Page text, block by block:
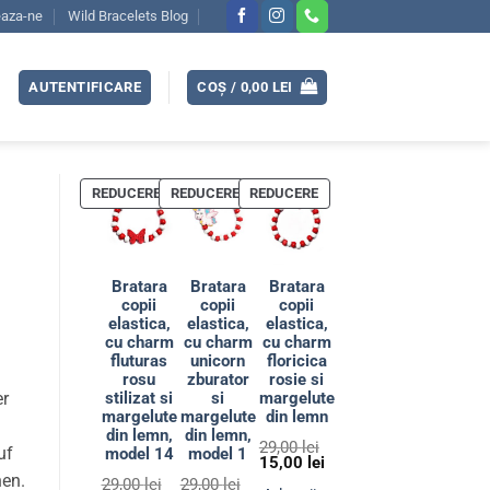
ne Wild Bracelets Blog
AUTENTIFICARE COȘ / 0,00 LEI
REDUCERE PRODUS
CU
REDUCERE
Bratara
copii
elastica,
cu charm
fluturas
rosu
stilizat si
margelute
din lemn,
model 14
29,00lei
REDUCERE PRODUS
CU
REDUCERE
Bratara
copii
elastica,
cu charm
unicorn
zburator
si
margelute
din lemn,
model 1
29,00lei
REDUCEREPRODUS
CU
REDUCERE
Bratara
copii
elastica,
cu charm
floricica
rosie si
margelute
din lemn
29,00lei
Prețul
inițial
15,00 lei